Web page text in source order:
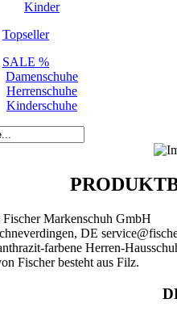
Kinder
Topseller
SALE %
Damenschuhe
Herrenschuhe
Kinderschuhe
Markenschuh GmbH
DE
farbene Herren-
Fischer besteht aus Filz.